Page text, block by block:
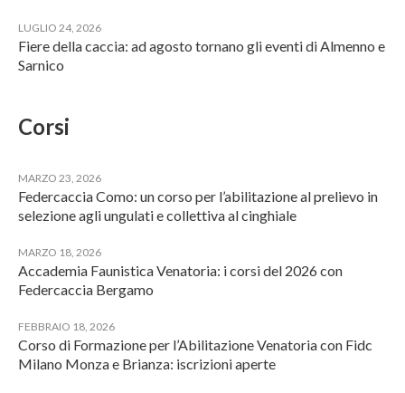
LUGLIO 24, 2026
Fiere della caccia: ad agosto tornano gli eventi di Almenno e
Sarnico
Corsi
MARZO 23, 2026
Federcaccia Como: un corso per l’abilitazione al prelievo in
selezione agli ungulati e collettiva al cinghiale
MARZO 18, 2026
Accademia Faunistica Venatoria: i corsi del 2026 con
Federcaccia Bergamo
FEBBRAIO 18, 2026
Corso di Formazione per l’Abilitazione Venatoria con Fidc
Milano Monza e Brianza: iscrizioni aperte